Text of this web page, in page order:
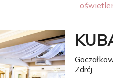
Zdrój